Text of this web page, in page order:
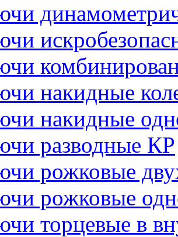
накидные
накидные
разводные КР
рожковые
рожковые
торцевые в